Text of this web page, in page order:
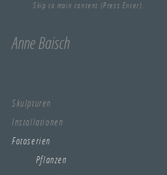
Skip to main content (Press Enter).
Anne Baisch
Skulpturen
Installationen
Fotoserien
Pflanzen